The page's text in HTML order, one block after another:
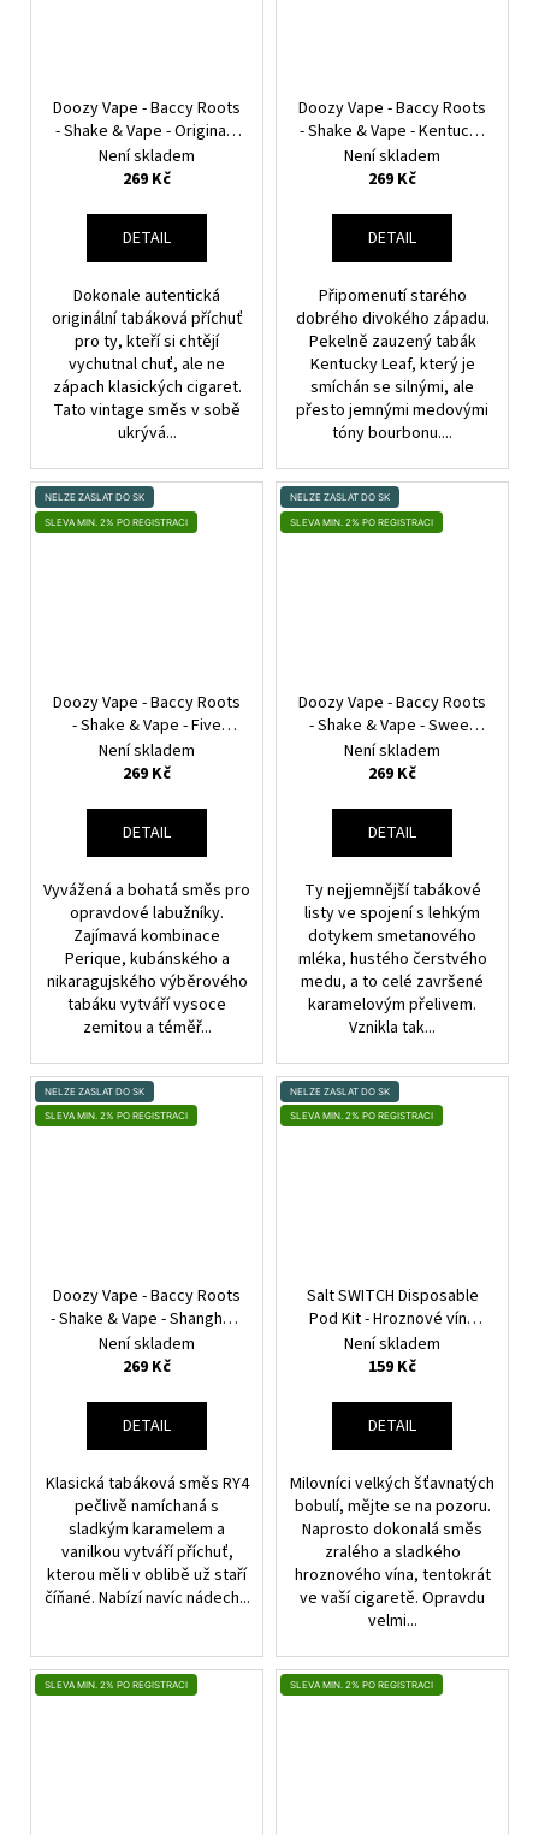
Doozy Vape - Baccy Roots
- Shake & Vape - Original -
18ml
Není skladem
269 Kč
DETAIL
Dokonale autentická
originální tabáková příchuť
pro ty, kteří si chtějí
vychutnal chuť, ale ne
zápach klasických cigaret.
Tato vintage směs v sobě
ukrývá...
Doozy Vape - Baccy Roots
- Shake & Vape - Kentucky
Leaf - 18ml
Není skladem
269 Kč
DETAIL
Připomenutí starého
dobrého divokého západu.
Pekelně zauzený tabák
Kentucky Leaf, který je
smíchán se silnými, ale
přesto jemnými medovými
tóny bourbonu....
NELZE ZASLAT DO SK
SLEVA MIN. 2% PO REGISTRACI
Doozy Vape - Baccy Roots
- Shake & Vape - Five
States - 18ml
Není skladem
269 Kč
DETAIL
Vyvážená a bohatá směs pro
opravdové labužníky.
Zajímavá kombinace
Perique, kubánského a
nikaragujského výběrového
tabáku vytváří vysoce
zemitou a téměř...
NELZE ZASLAT DO SK
SLEVA MIN. 2% PO REGISTRACI
Doozy Vape - Baccy Roots
- Shake & Vape - Sweet
Roll - 18ml
Není skladem
269 Kč
DETAIL
Ty nejjemnější tabákové
listy ve spojení s lehkým
dotykem smetanového
mléka, hustého čerstvého
medu, a to celé završené
karamelovým přelivem.
Vznikla tak...
NELZE ZASLAT DO SK
SLEVA MIN. 2% PO REGISTRACI
Doozy Vape - Baccy Roots
- Shake & Vape - Shanghai -
18ml
Není skladem
269 Kč
DETAIL
Klasická tabáková směs RY4
pečlivě namíchaná s
sladkým karamelem a
vanilkou vytváří příchuť,
kterou měli v oblibě už staří
číňané. Nabízí navíc nádech...
NELZE ZASLAT DO SK
SLEVA MIN. 2% PO REGISTRACI
Salt SWITCH Disposable
Pod Kit - Hroznové víno
(Grape Paradise)
Není skladem
159 Kč
DETAIL
Milovníci velkých šťavnatých
bobulí, mějte se na pozoru.
Naprosto dokonalá směs
zralého a sladkého
hroznového vína, tentokrát
ve vaší cigaretě. Opravdu
velmi...
SLEVA MIN. 2% PO REGISTRACI SLEVA MIN. 2% PO REGISTRACI